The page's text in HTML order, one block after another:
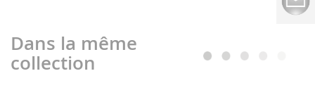
Dans la même
collection